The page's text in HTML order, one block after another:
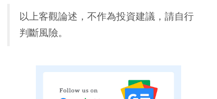
以上客觀論述，不作為投資建議，請自行
判斷風險。